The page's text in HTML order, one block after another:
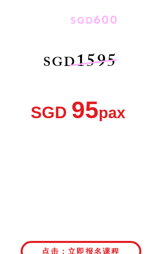
SGD600
SGD1595
SGD 95pax
点击：立即报名课程